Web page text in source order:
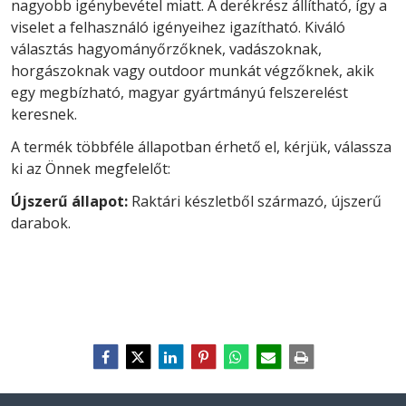
nagyobb igénybevétel miatt. A derékrész állítható, így a
viselet a felhasználó igényeihez igazítható. Kiváló
választás hagyományőrzőknek, vadászoknak,
horgászoknak vagy outdoor munkát végzőknek, akik
egy megbízható, magyar gyártmányú felszerelést
keresnek.
A termék többféle állapotban érhető el, kérjük, válassza
ki az Önnek megfelelőt:
Újszerű állapot: Raktári készletből származó, újszerű
darabok.